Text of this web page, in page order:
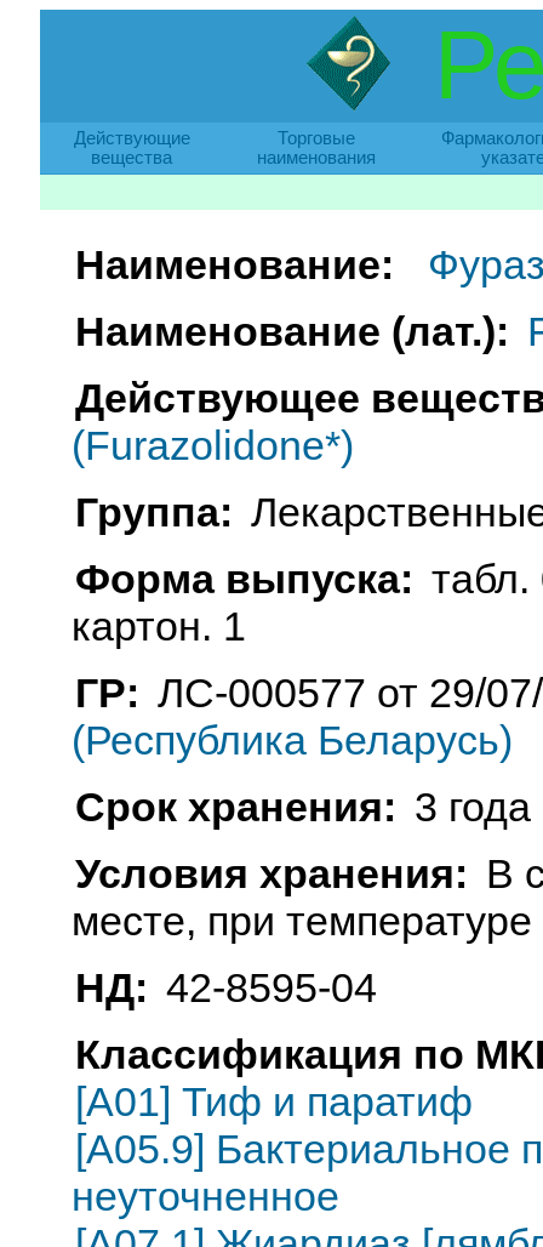
Действующие
вещества
Торговые
наименования
Наименование:
Наименование (лат.):
Действующее
(Furazolidone*)
Группа:
Форма выпуска: табл.
картон. 1
ГР: ЛС-000577 от 29/
(Республика Беларусь)
Срок хранения: 3 года
Условия хранения: В
месте, при температуре
НД: 42-8595-04
Классификация по
[A01] Тиф и паратиф
[A05.9] Бактериальное
неуточненное